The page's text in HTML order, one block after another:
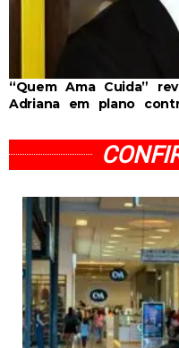
“Quem Ama Cuida”
Adriana em plano